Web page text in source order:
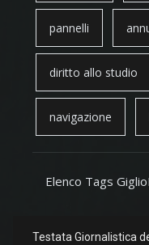
pannelli
diritto allo studio
navigazione
Elenco Tags
Testata Giornalistica